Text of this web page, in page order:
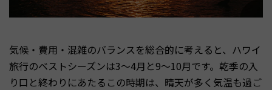
気候・費用・混雑のバランスを総合的に考えると、ハワイ
旅行のベストシーズンは3〜4月と9〜10月です。乾季の入
り口と終わりにあたるこの時期は、晴天が多く気温も過ご